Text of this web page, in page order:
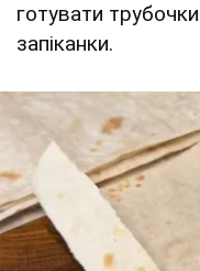
готувати
запіканки.